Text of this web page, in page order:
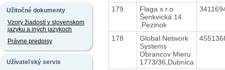
Užitočné dokumenty
Vzory žiadostí v slovenskom
jazyku a iných jazykoch
Právne predpisy
Užívateľský servis
179
Flaga s.r.o
Šenkvická 14
,Pezinok
178
Global Network
Systems
Obrancov Mieru
1773/36,Dubnica